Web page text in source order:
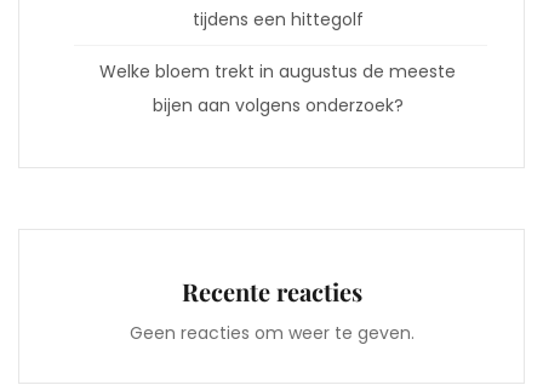
tijdens een hittegolf
Welke bloem trekt in augustus de meeste
bijen aan volgens onderzoek?
Recente reacties
Geen reacties om weer te geven.